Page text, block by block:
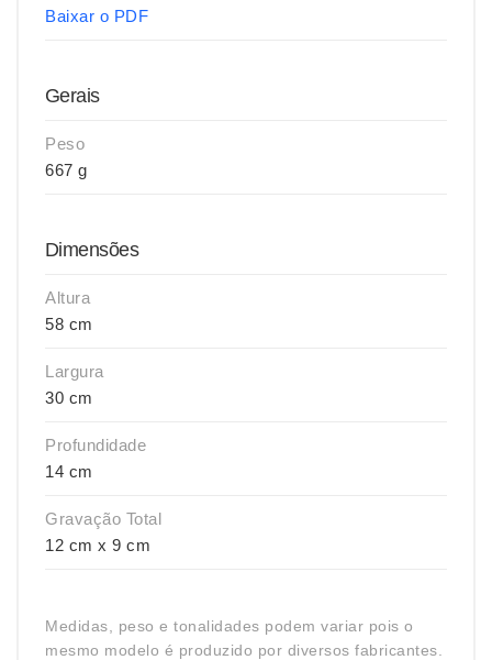
Baixar o PDF
Gerais
Peso
667 g
Dimensões
Altura
58 cm
Largura
30 cm
Profundidade
14 cm
Gravação Total
12 cm x 9 cm
Medidas, peso e tonalidades podem variar pois o
mesmo modelo é produzido por diversos fabricantes.